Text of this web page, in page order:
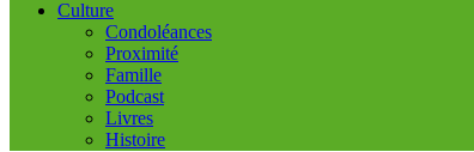
Culture
Condoléances
Proximité
Famille
Podcast
Livres
Histoire